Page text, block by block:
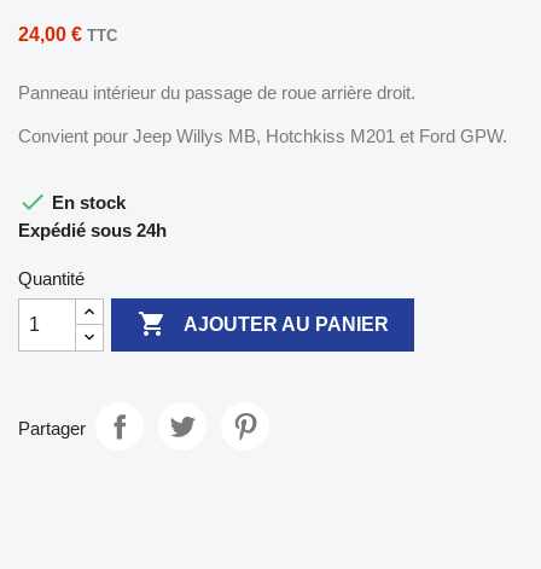
24,00 € TTC
Panneau intérieur du passage de roue arrière droit.
Convient pour Jeep Willys MB, Hotchkiss M201 et Ford GPW.
 En stock
Expédié sous 24h
Quantité
 AJOUTER AU PANIER
Partager